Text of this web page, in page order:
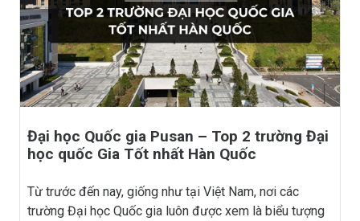
Đại học Quốc gia Pusan – Top 2 trường Đại
học quốc Gia Tốt nhất Hàn Quốc
Từ trước đến nay, giống như tại Việt Nam, nơi các
trường Đại học Quốc gia luôn được xem là biểu tượng